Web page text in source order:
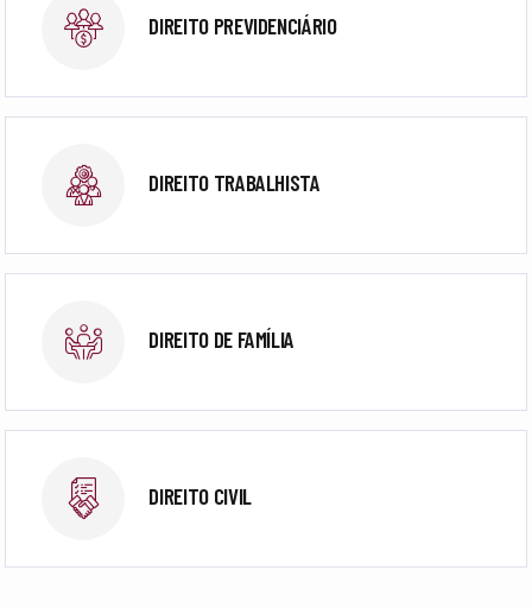
DIREITO PREVIDENCIÁRIO
DIREITO TRABALHISTA
DIREITO DE FAMÍLIA
DIREITO CIVIL